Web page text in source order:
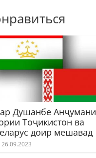
Душанбе Анҷумани
Тоҷикистон ва
доир мешавад
26.09.2023